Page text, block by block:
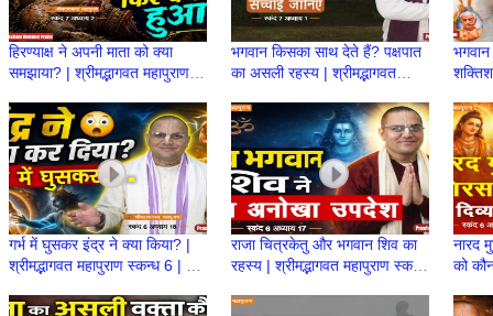
हिरण्याक्ष ने अपनी माता को क्या
समझाया? | श्रीमद्भागवत महापुराण
Prabhu
भगवान किसका साथ देते हैं? पक्षपात
का असली रहस्य | श्रीमद्भागवत
PrashantPrabhu
भगवान
गर्भ में घुसकर इंद्र ने क्या किया? |
श्रीमद्भागवत महापुराण स्कन्ध 6 | BP
Prabhu
राजा चित्रकेतु और भगवान शिव का
रहस्य | श्रीमद्भागवत महापुराण स्कन्ध
Mukund Prabhu
नारद
को
140 |